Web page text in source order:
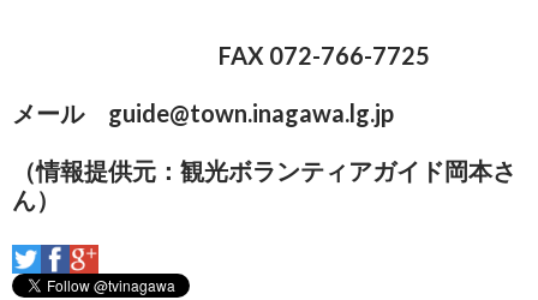
FAX 072-766-7725
メール guide@town.inagawa.lg.jp
（情報提供元：観光ボランティアガイド岡本さ
ん）